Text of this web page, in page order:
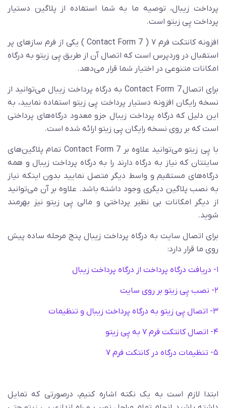
پرداخت زیبال، توصیه ما به شما استفاده از پلاگین دستیار
پرداخت پِی زیتو است.
افزونه کانتکت فرم ۷ ( Contact Form 7 ) یکی از فرم ساز‌های پر
استقبال در وردپرس است که اتصال آن از طریق پِی زیتو به درگاه
امکانات متنوعی در اختیار شما قرار می‌دهد.
برای اتصالContact Form 7به درگاه پرداخت زیبال می‌توانید از
نسخه رایگان افزونه دستیار پرداخت پِی زیتو استفاده نمایید، به
این دلیل که درگاه پرداخت زیبال جزو معدود درگاه‌های پرداختی
است که بر روی نسخه رایگان پِی زیتو ارائه شده است.
با پِی زیتو می‌توانید علاوه بر Contact Form 7 تمام پلاگین‌های
سایتتان که نیاز به درگاه دارند را به درگاه پرداخت زیبال و همه
درگاه‌های مستقیم و واسط دیگر متصل نمایید بدون اینکه نیاز
به نصب پلاگین دیگری وجود داشته باشد. علاوه بر آن می‌توانید
از دیگر امکانات بی نظیر پرداختی و مالی پِی زیتو نیز بهرمند
شوید.
برای اتصال سایت به درگاه پرداخت زیبال پنج مرحله ساده پیش
روی ما قرار دارد:
۱- دریافت درگاه پرداخت از درگاه پرداخت زیبال
۲- نصب پِی زیتو بر روی سایت
۳- اتصال پِی زیتو به درگاه پرداخت زیبال و تنظیمات
۴- اتصال کانتکت فرم ۷ به پِی زیتو
۵- تنظیمات درگاه در کانتکت فرم ۷
ابتدا لازم است به یک نکته اشاره کنیم، درصورتی که تمایل